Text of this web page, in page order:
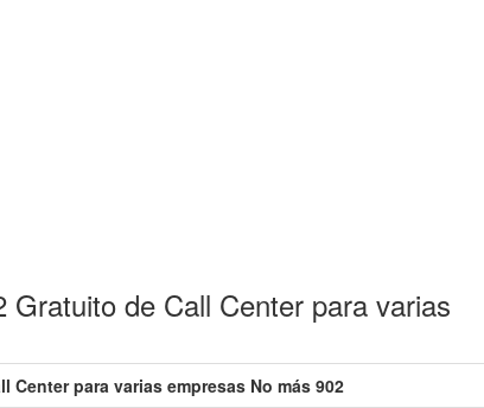
Gratuito de Call Center para varias
Center para varias empresas No más 902